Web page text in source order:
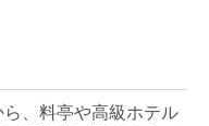
、料亭や高級ホテル